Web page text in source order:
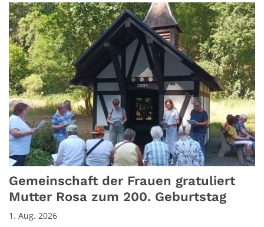
Gemeinschaft der Frauen gratuliert
Mutter Rosa zum 200. Geburtstag
1. Aug. 2026